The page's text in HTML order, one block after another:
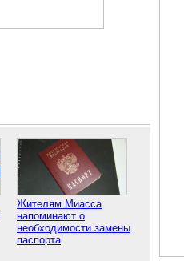
Жителям Миасса
напоминают о
необходимости замены
паспорта